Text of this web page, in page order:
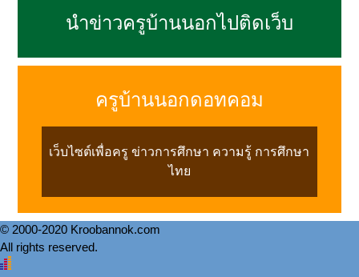
นำข่าวครูบ้านนอกไปติดเว็บ
ครูบ้านนอกดอทคอม
เว็บไซต์เพื่อครู ข่าวการศึกษา ความรู้ การศึกษา
ไทย
© 2000-2020 Kroobannok.com
All rights reserved.